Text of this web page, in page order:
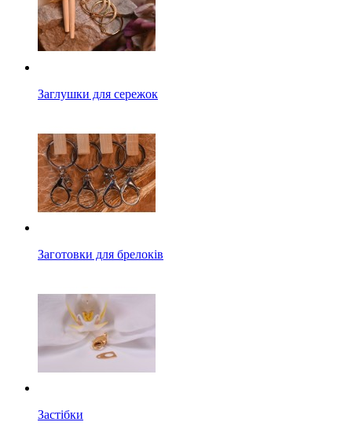
Заглушки для сережок
Заготовки для брелоків
Застібки